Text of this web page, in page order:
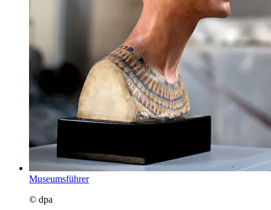
Museumsführer
© dpa